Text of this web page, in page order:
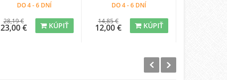
DO 4 - 6 DNÍ
28,19 €
23,00 € KÚPIŤ
DO 4 - 6 DNÍ
14,85 €
12,00 € KÚPIŤ